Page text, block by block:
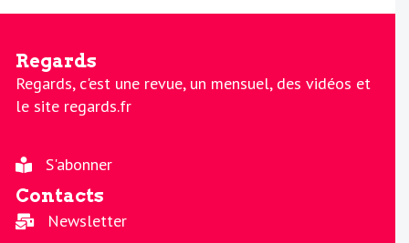
Regards
Regards, c'est une revue, un mensuel, des vidéos et
le site regards.fr
S'abonner
Contacts
Newsletter